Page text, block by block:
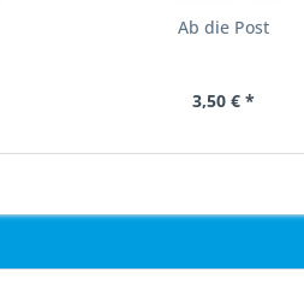
Ab die Post
3,50 € *